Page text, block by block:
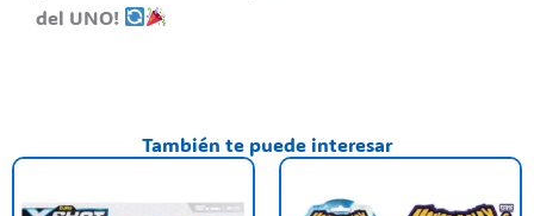
del UNO!
También te puede interesar